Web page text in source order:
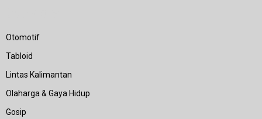
Otomotif
Tabloid
Lintas Kalimantan
Olaharga & Gaya Hidup
Gosip